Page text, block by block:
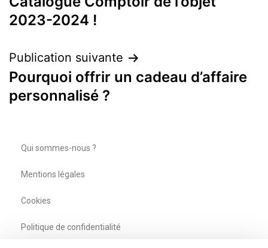
2023-2024 !
Publication suivante
Pourquoi offrir un cadeau d’affaire
personnalisé ?
Qui sommes-nous ?
Mentions légales
Cookies
Politique de confidentialité